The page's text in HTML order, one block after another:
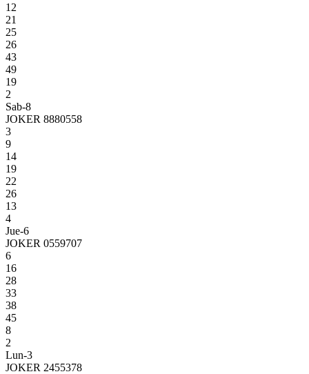
12
21
25
26
43
49
19
2
Sab-8
JOKER 8880558
3
9
14
19
22
26
13
4
Jue-6
JOKER 0559707
6
16
28
33
38
45
8
2
Lun-3
JOKER 2455378